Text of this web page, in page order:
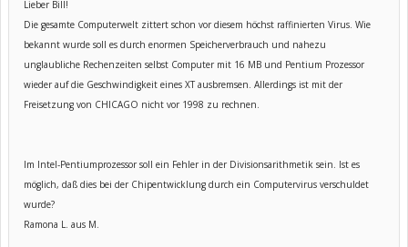
Lieber Bill!
Die gesamte Computerwelt zittert schon vor diesem höchst raffinierten Virus. Wie
bekannt wurde soll es durch enormen Speicherverbrauch und nahezu
unglaubliche Rechenzeiten selbst Computer mit 16 MB und Pentium Prozessor
wieder auf die Geschwindigkeit eines XT ausbremsen. Allerdings ist mit der
Freisetzung von CHICAGO nicht vor 1998 zu rechnen.
Im Intel-Pentiumprozessor soll ein Fehler in der Divisionsarithmetik sein. Ist es
möglich, daß dies bei der Chipentwicklung durch ein Computervirus verschuldet
wurde?
Ramona L. aus M.